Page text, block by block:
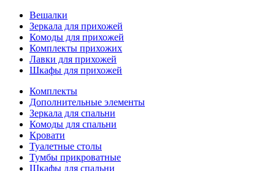
Вешалки
Зеркала для прихожей
Комоды для прихожей
Комплекты прихожих
Лавки для прихожей
Шкафы для прихожей
Комплекты
Дополнительные элементы
Зеркала для спальни
Комоды для спальни
Кровати
Туалетные столы
Тумбы прикроватные
Шкафы для спальни